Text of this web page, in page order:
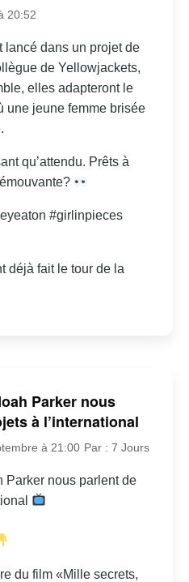
20:52
lancé dans un projet de
de Yellowjackets,
elles adapteront le
une jeune femme brisée
qu’attendu. Prêts à
#girlinpieces
déjà fait le tour de la
Parker nous
à l’international
à 21:00 Par : 7 Jours
Parker nous parlent de
du film «Mille secrets,